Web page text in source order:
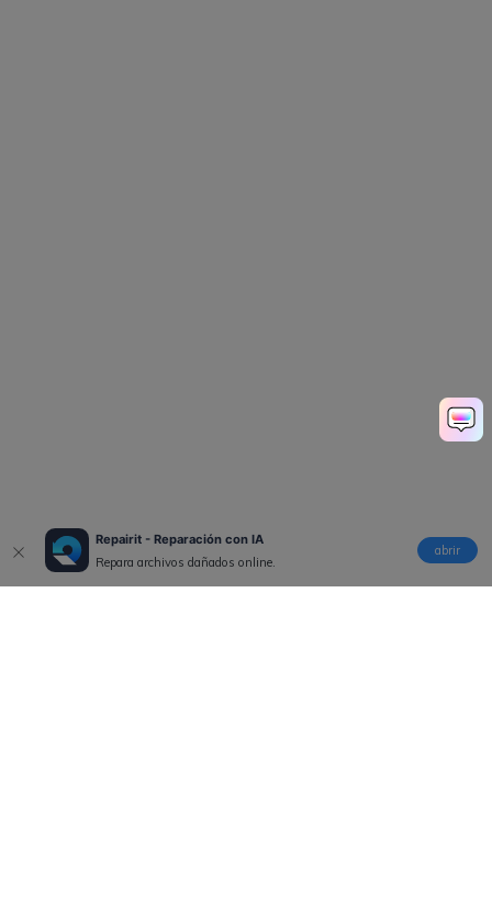
Repairit - Reparación con IA
Repara archivos dañados online.
abrir